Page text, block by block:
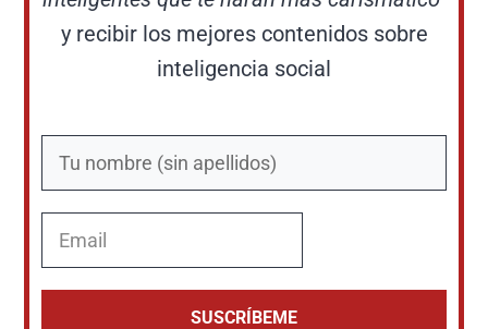
y recibir los mejores contenidos sobre
inteligencia social
SUSCRÍBEME